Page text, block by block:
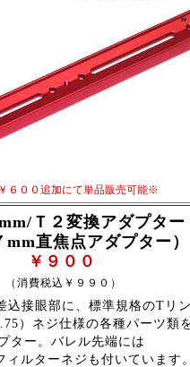
６００追加にて単品販売可能※
Ｔ２変換アダプター
mm直焦点アダプター）
￥９００
（消費税込￥９９０）
込接眼部に、標準規格のTリ
）ネジ仕様の各種パーツ類
ター。バレル先端には
ィルターネジも付いています